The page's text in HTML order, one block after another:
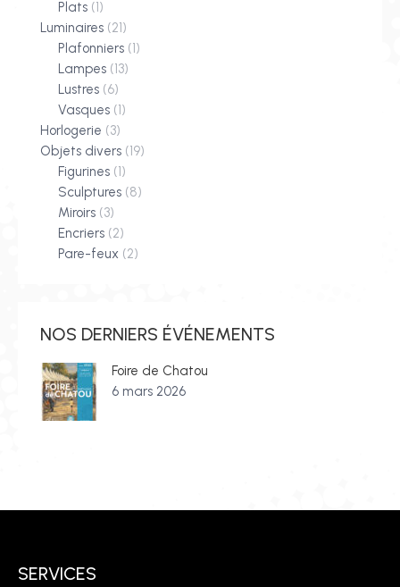
Plats (1)
Luminaires (21)
Plafonniers (1)
Lampes (13)
Lustres (6)
Vasques (1)
Horlogerie (3)
Objets divers (19)
Figurines (1)
Sculptures (8)
Miroirs (3)
Encriers (2)
Pare-feux (2)
NOS DERNIERS ÉVÉNEMENTS
Foire de Chatou
6 mars 2026
SERVICES